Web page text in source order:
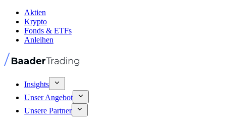
Aktien
Krypto
Fonds & ETFs
Anleihen
Insights
Unser Angebot
Unsere Partner